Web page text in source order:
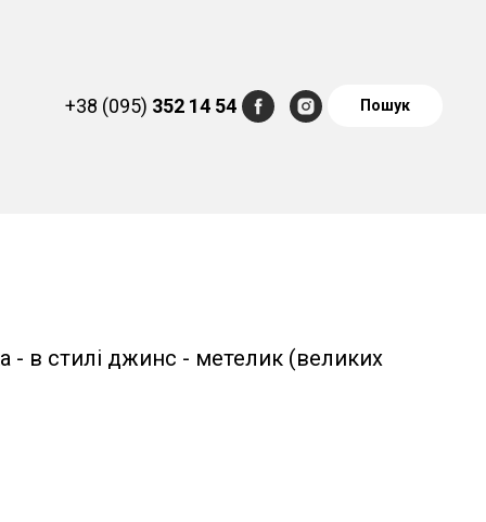
+38 (095) 352 14 54 Пошук
- в стилі джинс - метелик (великих